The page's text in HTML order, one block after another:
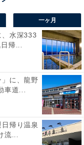
一ヶ月
、水深333
帰...
」に、龍野
車道...
日帰り温泉
流...